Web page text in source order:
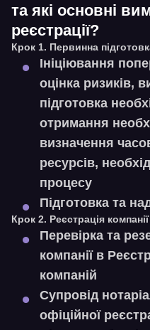
та які основні
реєстрації?
Крок 1. Первинна
Ініціювання
оцінка ризиків,
підготовка
отримання
визначення
ресурсів,
процесу
Підготовка та
Крок 2. Реєстрація компанії
Перевірка та
компанії в
компаній
Супровід
офіційної